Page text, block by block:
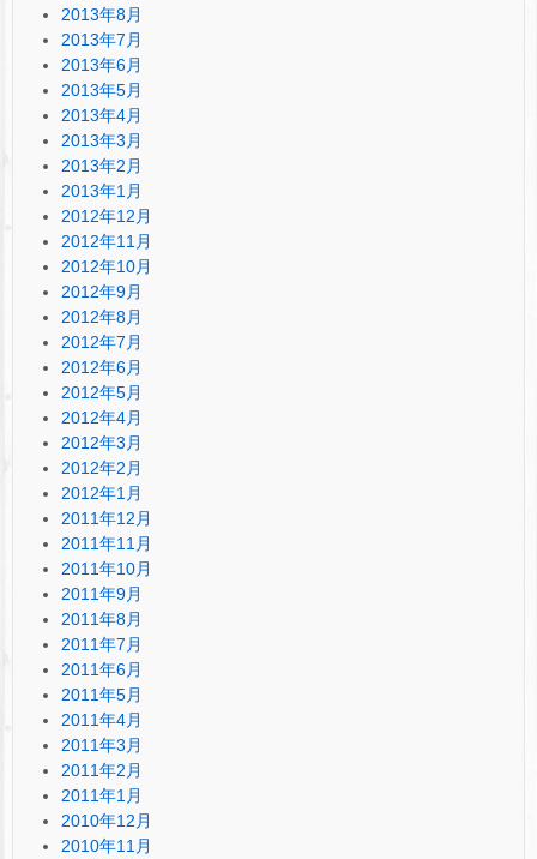
2013年8月
2013年7月
2013年6月
2013年5月
2013年4月
2013年3月
2013年2月
2013年1月
2012年12月
2012年11月
2012年10月
2012年9月
2012年8月
2012年7月
2012年6月
2012年5月
2012年4月
2012年3月
2012年2月
2012年1月
2011年12月
2011年11月
2011年10月
2011年9月
2011年8月
2011年7月
2011年6月
2011年5月
2011年4月
2011年3月
2011年2月
2011年1月
2010年12月
2010年11月